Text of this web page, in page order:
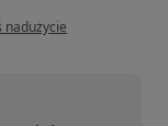
użytkownika Dorota
nadużycie